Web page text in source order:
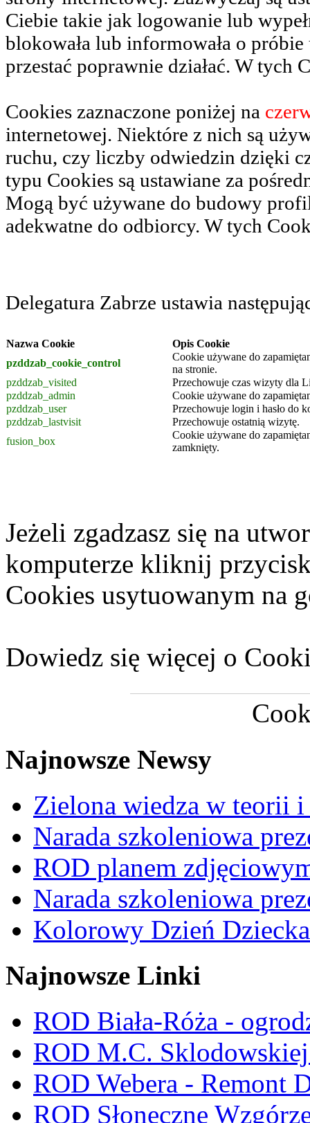
Ciebie takie jak logowanie lub
blokowała lub informowała o
przestać poprawnie działać. W tych
Cookies zaznaczone poniżej na
internetowej. Niektóre z nich są
ruchu, czy liczby odwiedzin dzięki
typu Cookies są ustawiane za
Mogą być używane do budowy
adekwatne do odbiorcy. W tych
Delegatura Zabrze ustawia
Nazwa Cookie
Opis Cookie
pzddzab_cookie_control
Cookie używane do
na stronie.
pzddzab_visited
Przechowuje czas wizyty dla
pzddzab_admin
Cookie używane do
pzddzab_user
Przechowuje login i hasło do
pzddzab_lastvisit
Przechowuje ostatnią wizytę.
fusion_box
Cookie używane do
zamknięty.
Jeżeli zgadzasz się na
komputerze kliknij
Cookies usytuowanym na
Dowiedz się więcej o
Najnowsze Newsy
Zielona wiedza w teorii
Narada szkoleniowa
ROD planem
Narada szkoleniowa
Kolorowy Dzień
Najnowsze Linki
ROD Biała-Róża -
ROD M.C.
ROD Webera - Remont
ROD Słoneczne